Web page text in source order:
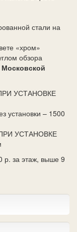
стали на
«хром»
обзора
УСТАНОВКЕ
установки – 1500
УСТАНОВКЕ
р. за этаж, выше 9